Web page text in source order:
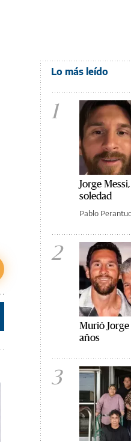
Lo más leído
1
Jorge
soledad
Pablo
2
Murió
años
3